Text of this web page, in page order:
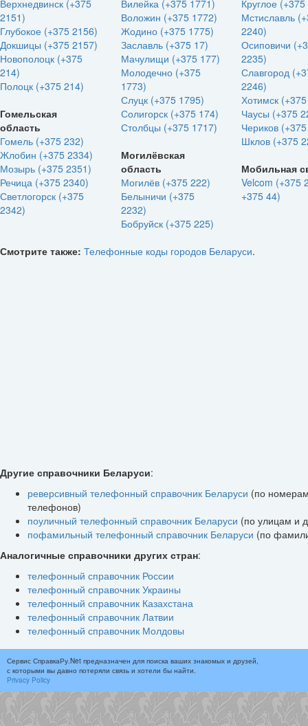
Верхнедвинск (+375
2151)
Глубокое (+375 2156)
Докшицы (+375 2157)
Новополоцк (+375
214)
Полоцк (+375 214)
Гомельская
область
Гомель (+375 232)
Жлобин (+375 2334)
Мозырь (+375 2351)
Речица (+375 2340)
Светлогорск (+375
2342)
Вилейка (+375 1771)
Воложин (+375 1772)
Жодино (+375 1775)
Заславль (+375 17)
Мачулищи (+375 177)
Молодечно (+375
1773)
Слуцк (+375 1795)
Солигорск (+375 174)
Столбцы (+375 1717)
Могилёвская
область
Могилёв (+375 222)
Белыничи (+375
2232)
Бобруйск (+375 225)
Круглое
Мстиславль
2240)
Осиповичи
2235)
Славгород
2246)
Хотимск
Чаусы (+375
Чериков
Шклов (+375
Мобильная
Velcom (+375
+375 44)
Смотрите также: Телефонные коды городов Беларуси.
Другие справочники Беларуси:
реверсивный телефонный справочник Беларуси (по
телефонов)
поуличный телефонный справочник Беларуси (по улицам и
пофамильный телефонный справочник Беларуси (по
Аналогичные справочники других стран:
телефонный справочник России
телефонный справочник Украины
телефонный справочник Казахстана
телефонный справочник Латвии
телефонный справочник Молдовы
Сервис СправкаРу.Net предназначен для поиска ваших знакомых и друзей,
с которыми вы давно потеряли связь и хотели бы найти.
Privacy Policy